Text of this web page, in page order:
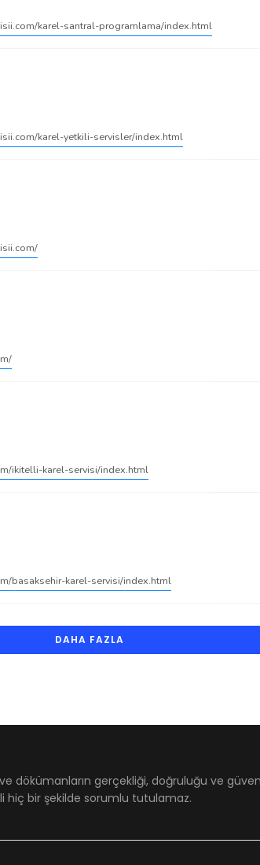
karel-santral-programlama/index.html
karel-yetkili-servisler/index.html
ikitelli-karel-servisi/index.html
basaksehir-karel-servisi/index.html
DAHA FAZLA
dökümanların gerçekliği, doğruluğu ve
hiç bir şekilde sorumlu tutulamaz.